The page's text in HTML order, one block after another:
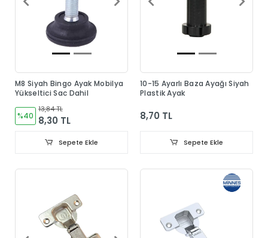
M8 Siyah Bingo Ayak Mobilya
Yükseltici Sac Dahil
%40
13,84 TL
8,30 TL
Sepete Ekle
10-15 Ayarlı Baza Ayağı Siyah
Plastik Ayak
8,70 TL
Sepete Ekle